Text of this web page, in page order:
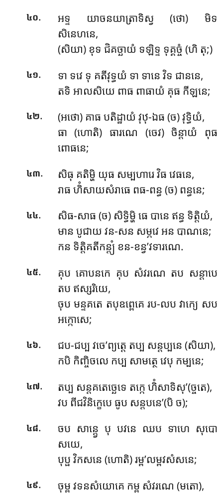
៤០.
អទ្ទ យាចនយាត្រាទិស្វ (ថោ) មិទ
សិនេហនេ,
(សិយា) ខុទ ជិគច្ឆាយំ ទឡិទ្ទ ទុគ្គច្ចំ (ហិ តុ;)
៤១.
ទា ទវេ ទុ គតីវុទ្ធយំ ទា ទានេ វិទ ជាននេ,
តទិ អាលសិយេ ពាធ ពាធាយំ គុធ កីឡនេ;
៤២.
(អថោ) គាធ បតិដ្ឋាយំ វុឋុ-ឯធ (ច) វុទ្ធិយំ,
ធា (ហោតិ) ធារណេ (ចេវ) ចិន្តាយំ ពុធ
ពោធនេ;
៤៣.
សិធុ គតិម្ហិ យុធ សម្បហារេ វិធ វេធនេ,
រាធ ហិំសាយសំរាធេ ពធ-ពន្ធ (ច) ពន្ធនេ;
៤៤.
សិធ-សាធ (ច) សិទ្ធិម្ហិ ធេ បានេ ឥន្ធ ទិត្តិយំ,
មាន បូជាយ វន-សន សម្ភវេ អន បាណនេ;
កន ទិត្តិគតីកន្ត្យំ ខន-ខន្វ’វទារណេ.
៤៥.
គុប គោបនកេ គុប សំវរណេ តប សន្តាបេ
តប ឥស្សរិយេ,
ចុប មន្ទគតេ តបុឧព្ពេគេ រប-លប វាក្យេ សប
អក្កោសេ;
៤៦.
ជប-ជប្ប វចេ’ព្យត្តេ តប្ប សន្តប្បនេ (សិយា),
កបិ កិញ្ចិចលេ កប្ប សាមត្ថេ វេបុ កម្បនេ;
៤៧.
តប្ប សន្តគតេច្ឆេទេ តក្កេ ហិំសាទិសុ’(ច្ចតេ),
វប ពីជវិនិក្ខេបេ ធូប សន្តបនេ’(បិ ច);
៤៨.
ចប សាន្ត្វេ បុ បវនេ ឈប ទាហេ សុបោ
សយេ,
បុប្ផ វិកសនេ (ហោតិ) រម្ព’លម្ពវសំសនេ;
៤៩.
ចុម្ព វទនសំយោគេ កម្ព សំវរណេ (មតោ),